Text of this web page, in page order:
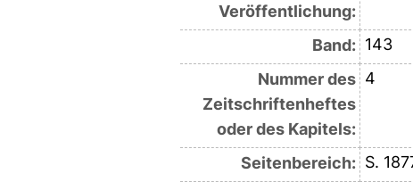
Veröffentlichung:
Band: 143
Nummer des
Zeitschriftenheftes
oder des Kapitels:
4
Seitenbereich: S.